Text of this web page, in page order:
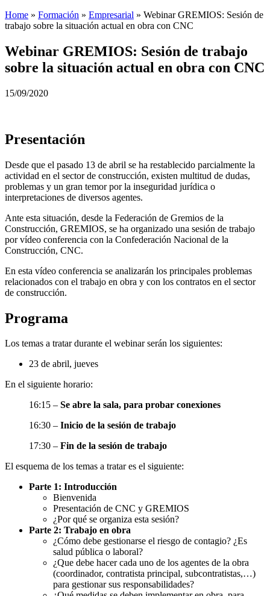
Home » Formación » Empresarial » Webinar GREMIOS: Sesión de
trabajo sobre la situación actual en obra con CNC
Webinar GREMIOS: Sesión de trabajo
sobre la situación actual en obra con CNC
15/09/2020
Presentación
Desde que el pasado 13 de abril se ha restablecido parcialmente la
actividad en el sector de construcción, existen multitud de dudas,
problemas y un gran temor por la inseguridad jurídica o
interpretaciones de diversos agentes.
Ante esta situación, desde la Federación de Gremios de la
Construcción, GREMIOS, se ha organizado una sesión de trabajo
por vídeo conferencia con la Confederación Nacional de la
Construcción, CNC.
En esta vídeo conferencia se analizarán los principales problemas
relacionados con el trabajo en obra y con los contratos en el sector
de construcción.
Programa
Los temas a tratar durante el webinar serán los siguientes:
23 de abril, jueves
En el siguiente horario:
16:15 – Se abre la sala, para probar conexiones
16:30 – Inicio de la sesión de trabajo
17:30 – Fin de la sesión de trabajo
El esquema de los temas a tratar es el siguiente:
Parte 1: Introducción
Bienvenida
Presentación de CNC y GREMIOS
¿Por qué se organiza esta sesión?
Parte 2: Trabajo en obra
¿Cómo debe gestionarse el riesgo de contagio? ¿Es
salud pública o laboral?
¿Que debe hacer cada uno de los agentes de la obra
(coordinador, contratista principal, subcontratistas,…)
para gestionar sus responsabilidades?